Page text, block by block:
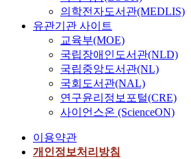
의학전자도서관(MEDLIS)
유관기관 사이트
교육부(MOE)
국립장애인도서관(NLD)
국립중앙도서관(NL)
국회도서관(NAL)
연구윤리정보포털(CRE)
사이언스온 (ScienceON)
이용약관
개인정보처리방침